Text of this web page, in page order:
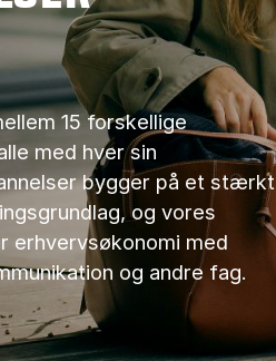
15 forskellige
med hver sin
bygger på et stærkt
og vores
erhvervsøkonomi med
og andre fag.